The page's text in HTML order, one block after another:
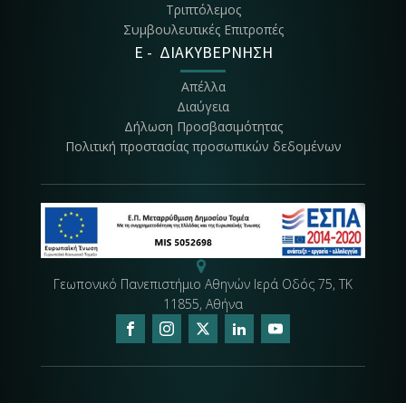
Τριπτόλεμος
Συμβουλευτικές Επιτροπές
E - ΔΙΑΚΥΒΕΡΝΗΣΗ
Απέλλα
Διαύγεια
Δήλωση Προσβασιμότητας
Πολιτική προστασίας προσωπικών δεδομένων
Γεωπονικό Πανεπιστήμιο Αθηνών Ιερά Οδός 75, ΤΚ
11855, Αθήνα